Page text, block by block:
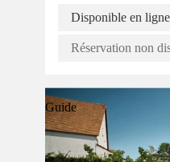
Disponible en ligne
Réservation non
Guide